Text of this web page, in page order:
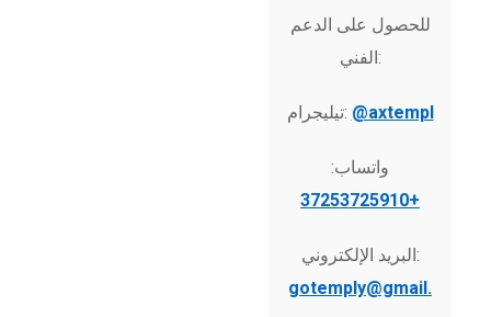
للحصول على الدعم
الفني:
تيليجرام: @axtempl
واتساب:
+37253725910
البريد الإلكتروني:
gotemply@gmail.